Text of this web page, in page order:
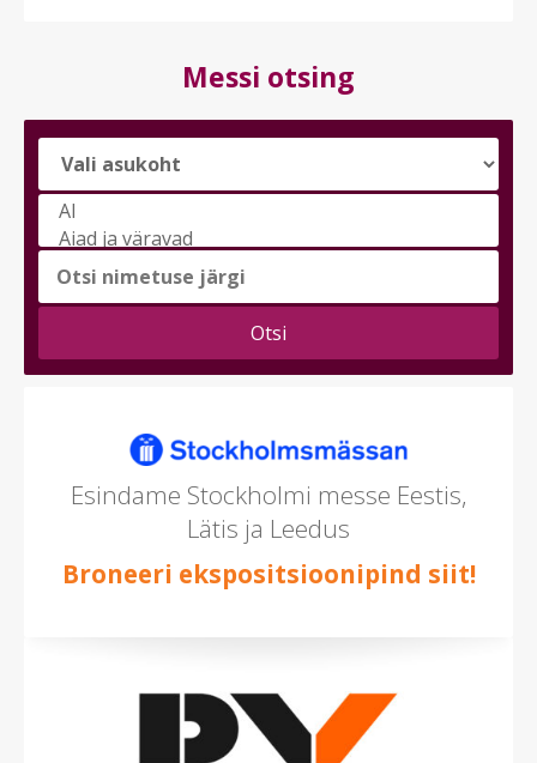
Messi otsing
Vali
messi
teema
valida
Esindame Stockholmi messe Eestis,
Lätis ja Leedus
Broneeri ekspositsioonipind siit!